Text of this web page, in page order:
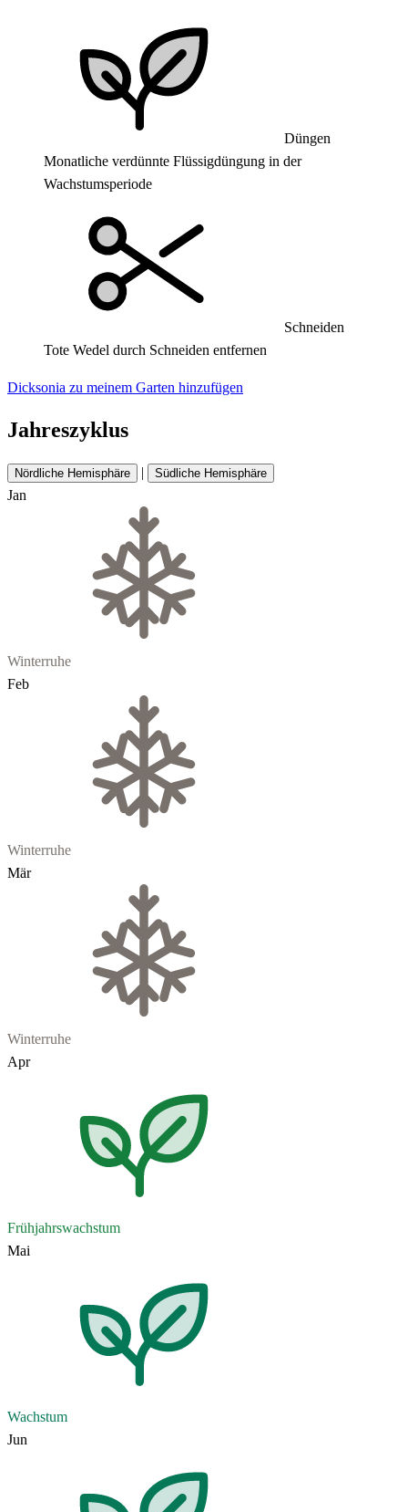
Düngen
Monatliche verdünnte Flüssigdüngung in der
Wachstumsperiode
Schneiden
Tote Wedel durch Schneiden entfernen
Dicksonia zu meinem Garten hinzufügen
Jahreszyklus
Nördliche Hemisphäre | Südliche Hemisphäre
Jan
Winterruhe
Feb
Winterruhe
Mär
Winterruhe
Apr
Frühjahrswachstum
Mai
Wachstum
Jun